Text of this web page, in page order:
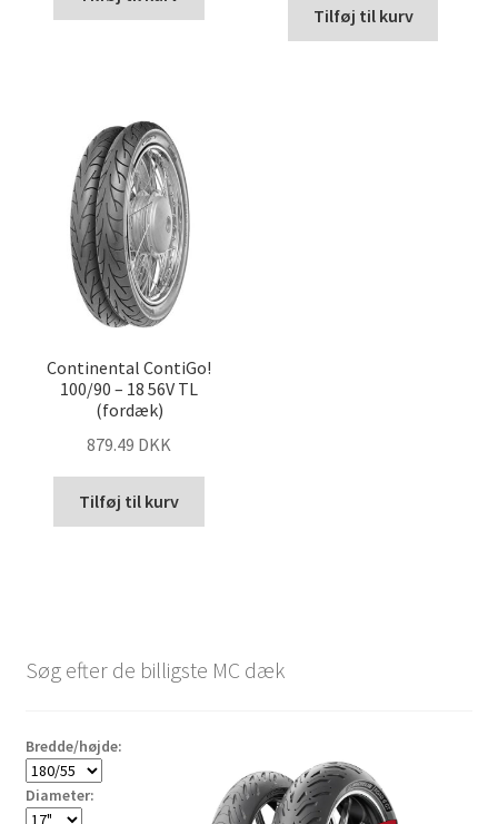
Tilføj til kurv
Continental ContiGo!
100/90 – 18 56V TL
(fordæk)
879.49 DKK
Tilføj til kurv
Søg efter de billigste MC dæk
Bredde/højde:
Diameter: